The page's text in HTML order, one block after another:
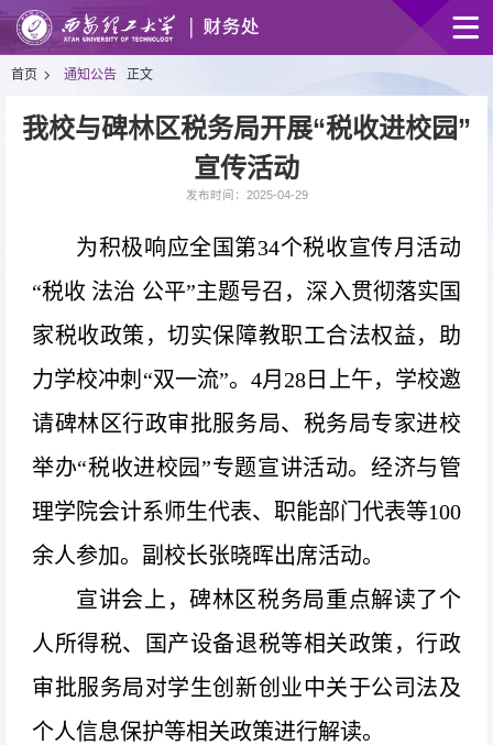
首页 通知公告 正文
我校与碑林区税务局开展“税收进校园”
宣传活动
发布时间：2025-04-29
为积极响应全国第34个税收宣传月活动
“税收 法治 公平”主题号召，深入贯彻落实国
家税收政策，切实保障教职工合法权益，助
力学校冲刺“双一流”。4月28日上午，学校邀
请碑林区行政审批服务局、税务局专家进校
举办“税收进校园”专题宣讲活动。经济与管
理学院会计系师生代表、职能部门代表等100
余人参加。副校长张晓晖出席活动。
宣讲会上，碑林区税务局重点解读了个
人所得税、国产设备退税等相关政策，行政
审批服务局对学生创新创业中关于公司法及
个人信息保护等相关政策进行解读。